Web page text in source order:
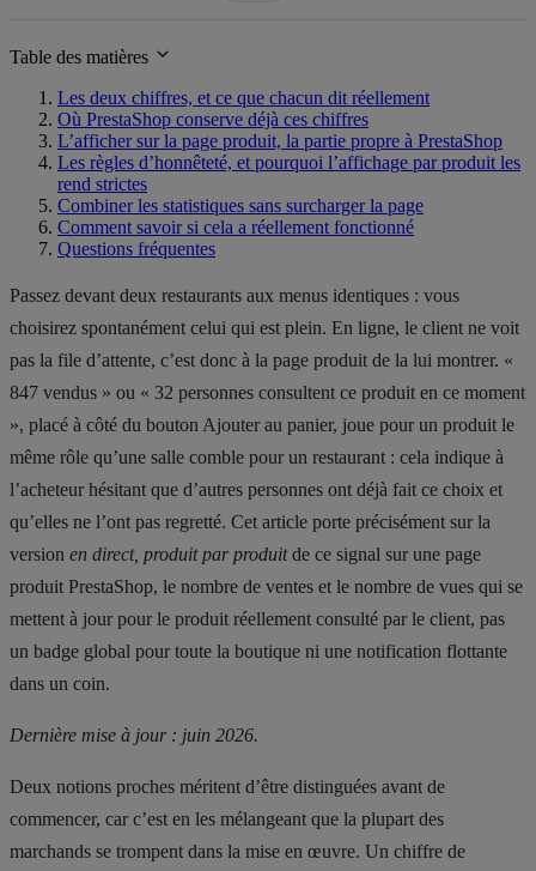
Table des matières
Les deux chiffres, et ce que chacun dit réellement
Où PrestaShop conserve déjà ces chiffres
L’afficher sur la page produit, la partie propre à PrestaShop
Les règles d’honnêteté, et pourquoi l’affichage par produit les
rend strictes
Combiner les statistiques sans surcharger la page
Comment savoir si cela a réellement fonctionné
Questions fréquentes
Passez devant deux restaurants aux menus identiques : vous
choisirez spontanément celui qui est plein. En ligne, le client ne voit
pas la file d’attente, c’est donc à la page produit de la lui montrer. «
847 vendus » ou « 32 personnes consultent ce produit en ce moment
», placé à côté du bouton Ajouter au panier, joue pour un produit le
même rôle qu’une salle comble pour un restaurant : cela indique à
l’acheteur hésitant que d’autres personnes ont déjà fait ce choix et
qu’elles ne l’ont pas regretté. Cet article porte précisément sur la
version en direct, produit par produitde ce signal sur une page
produit PrestaShop, le nombre de ventes et le nombre de vues qui se
mettent à jour pour le produit réellement consulté par le client, pas
un badge global pour toute la boutique ni une notification flottante
dans un coin.
Dernière mise à jour : juin 2026.
Deux notions proches méritent d’être distinguées avant de
commencer, car c’est en les mélangeant que la plupart des
marchands se trompent dans la mise en œuvre. Un chiffre de